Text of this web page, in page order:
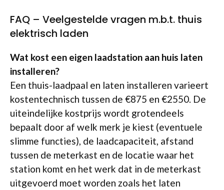
FAQ – Veelgestelde vragen m.b.t. thuis
elektrisch laden
Wat kost een eigen laadstation aan huis laten
installeren?
Een thuis-laadpaal en laten installeren varieert
kostentechnisch tussen de €875 en €2550. De
uiteindelijke kostprijs wordt grotendeels
bepaalt door af welk merk je kiest (eventuele
slimme functies), de laadcapaciteit, afstand
tussen de meterkast en de locatie waar het
station komt en het werk dat in de meterkast
uitgevoerd moet worden zoals het laten